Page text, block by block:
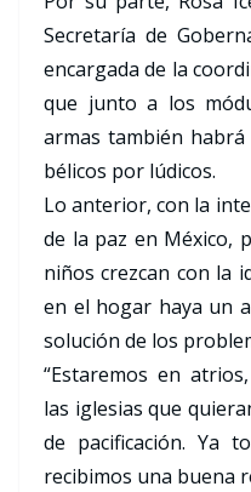
Secretaría de
encargada de la
que junto a los
armas también
bélicos por lúdicos.
Lo anterior, con la
de la paz en México,
niños crezcan con la
en el hogar haya un
solución de los
“Estaremos en
las iglesias que
de pacificación. Ya
recibimos una buena